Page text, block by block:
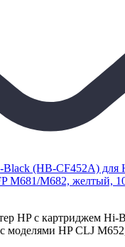
HP с картриджем Hi-
моделями HP CLJ